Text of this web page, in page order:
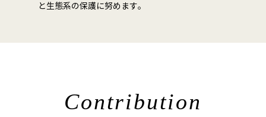
と生態系の保護に努めます。
Contribution